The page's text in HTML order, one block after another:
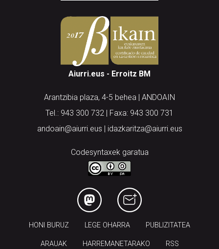
Aiurri.eus - Erroitz BM
Arantzibia plaza, 4-5 behea | ANDOAIN
Tel.: 943 300 732 | Faxa: 943 300 731
andoain@aiurri.eus | idazkaritza@aiurri.eus
Codesyntaxek garatua
HONI BURUZ LEGE OHARRA PUBLIZITATEA
ARAUAK HARREMANETARAKO RSS